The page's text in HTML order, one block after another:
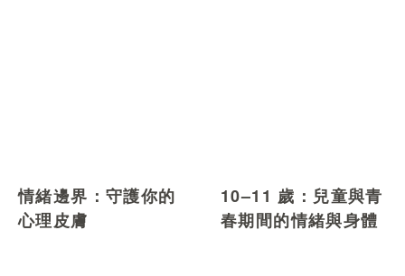
情緒邊界：守護你的
心理皮膚
10–11 歲：兒童與青
春期間的情緒與身體